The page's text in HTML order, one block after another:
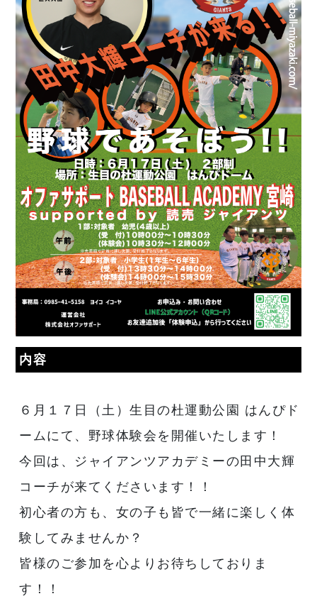
内容
６月１７日（土）生目の杜運動公園 はんぴド
ームにて、野球体験会を開催いたします！
今回は、ジャイアンツアカデミーの田中大輝
コーチが来てくださいます！！
初心者の方も、女の子も皆で一緒に楽しく体
験してみませんか？
皆様のご参加を心よりお待ちしておりま
す！！